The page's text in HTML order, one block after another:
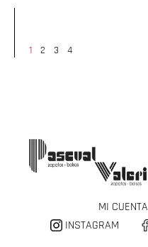
1 2 3 4
MI CUENTA
INSTAGRAM